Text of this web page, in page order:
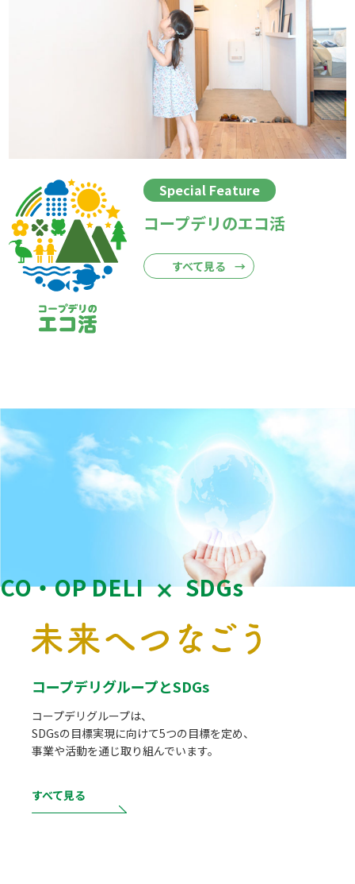
Special Feature
コープデリのエコ活
すべて見る →
CO・OP DELI SDGs
コープデリグループとSDGs
コープデリグループは、
SDGsの目標実現に向けて5つの目標を定め、
事業や活動を通じ取り組んでいます。
すべて見る